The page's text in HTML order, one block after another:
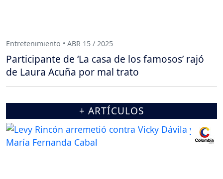
Entretenimiento • ABR 15 / 2025
Participante de ‘La casa de los famosos’ rajó
de Laura Acuña por mal trato
+ ARTÍCULOS